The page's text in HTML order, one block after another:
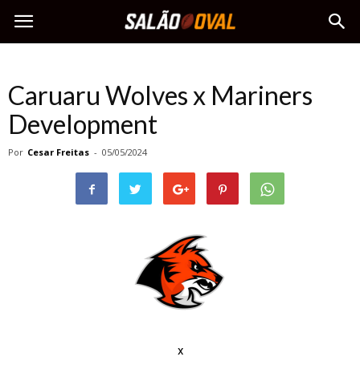
Caruaru Wolves x Mariners
Development
Por Cesar Freitas - 05/05/2024
x